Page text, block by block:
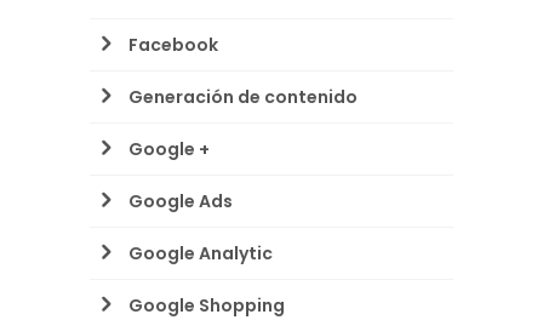
Facebook
Generación de contenido
Google +
Google Ads
Google Analytic
Google Shopping